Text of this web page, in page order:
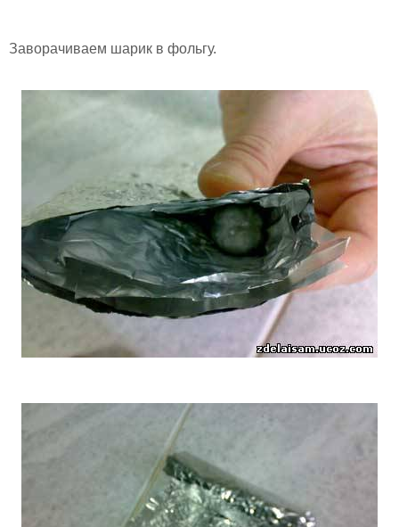
Заворачиваем шарик в фольгу.